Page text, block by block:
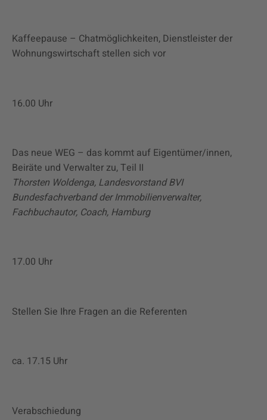
Kaffeepause – Chatmöglichkeiten, Dienstleister der
Wohnungswirtschaft stellen sich vor
16.00 Uhr
Das neue WEG – das kommt auf Eigentümer/innen,
Beiräte und Verwalter zu, Teil II
Thorsten Woldenga, Landesvorstand BVI
Bundesfachverband der Immobilienverwalter,
Fachbuchautor, Coach, Hamburg
17.00 Uhr
Stellen Sie Ihre Fragen an die Referenten
ca. 17.15 Uhr
Verabschiedung